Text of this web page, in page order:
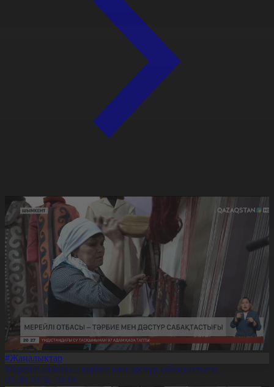
#Жаңалықтар
Мерейлі отбасы – тәрбие мен дәстүр сабақтастығы
07.08.2026, 20:19